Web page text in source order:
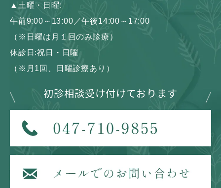
▲ 土曜・日曜:
午前9:00～13:00／午後14:00～17:00
（※日曜は月１回のみ診療）
休診日:祝日・日曜
（※月1回、日曜診療あり）
初診相談受け付けております